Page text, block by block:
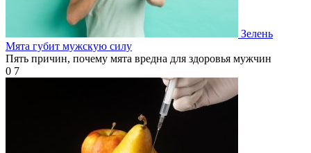
Зелень
Мята губит мужскую силу
Пять причин, почему мята вредна для здоровья мужчин
0 7